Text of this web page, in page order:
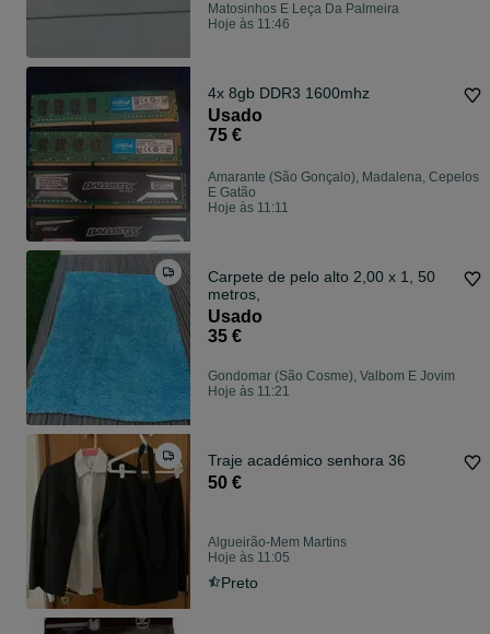
Matosinhos E Leça Da Palmeira
Hoje às 11:46
4x 8gb DDR3 1600mhz
Usado
75 €
Amarante (São Gonçalo), Madalena, Cepelos
E Gatão
Hoje às 11:11
Carpete de pelo alto 2,00 x 1, 50
metros,
Usado
35 €
Gondomar (São Cosme), Valbom E Jovim
Hoje às 11:21
Traje académico senhora 36
50 €
Algueirão-Mem Martins
Hoje às 11:05
Preto